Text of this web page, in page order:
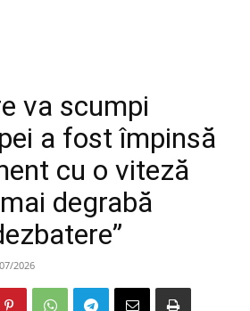
va scumpi
a fost împinsă
cu o viteză
degrabă
2026